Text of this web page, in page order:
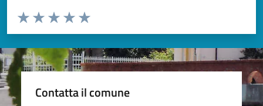
Valuta da 1 a 5 stelle la pagina
Valuta 5 stelle su 5
Valuta 4 stelle su 5
Valuta 3 stelle su 5
Valuta 2 stelle su 5
Valuta 1 stelle su 5
Contatta il comune